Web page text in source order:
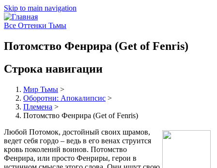
Skip to main navigation
Все Оттенки Тьмы
Потомство Фенрира (Get of Fenris)
Строка навигации
Мир Тьмы >
Оборотни: Апокалипсис >
Племена >
Потомство Фенрира (Get of Fenris)
Любой Потомок, достойный своих шрамов,
ведет себя гордо – ведь в его венах струится
кровь поколений воинов. Потомство
Фенрира, или просто Фенриры, герои в